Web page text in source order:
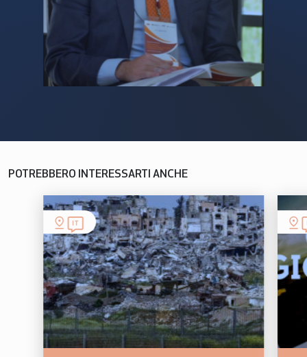
POTREBBERO INTERESSARTI ANCHE
IT